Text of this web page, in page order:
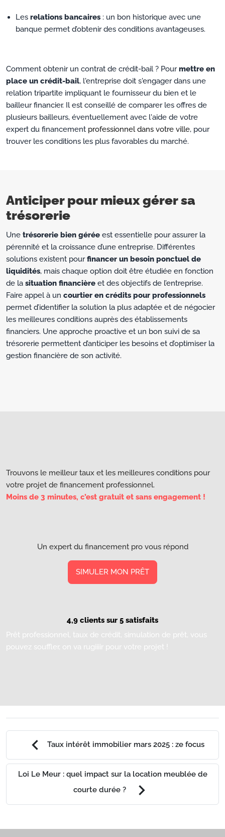
Les relations bancaires : un bon historique avec une
banque permet d’obtenir des conditions avantageuses.
Comment obtenir un contrat de crédit-bail ? Pourmettre en
place un crédit-bail, l'entreprise doit s'engager dans une
relation tripartite impliquant le fournisseur du bien et le
bailleur financier. Il est conseillé de comparer les offres de
plusieurs bailleurs, éventuellement avec l'aide de votre
expert du financement professionnel dans votre ville, pour
trouver les conditions les plus favorables du marché.
Anticiper pour mieux gérer sa
trésorerie
Une trésorerie bien gérée est essentielle pour assurer la
pérennité et la croissance d’une entreprise. Différentes
solutions existent pourfinancer un besoin ponctuel de
liquidités, mais chaque option doit être étudiée en fonction
de la situation financière et des objectifs de l’entreprise.
Faire appel à un courtier en crédits pour professionnels
permet d’identifier la solution la plus adaptée et de négocier
les meilleures conditions auprès des établissements
financiers. Une approche proactive et un bon suivi de sa
trésorerie permettent d’anticiper les besoins et d’optimiser la
gestion financière de son activité.
Trouvons le meilleur taux et les meilleures conditions pour
votre projet de financement professionnel.
Moins de 3 minutes, c’est gratuit et sans engagement !
Un expert du financement pro vous répond
SIMULER MON PRÊT
4,9 clients sur 5 satisfaits
Prêt professionnel, taux de crédit, simulation de prêt, vous
pouvez souffler, on va rugiiiir pour votre projet !
chevron_left Taux intérêt immobilier mars 2025 : ze focus
Loi Le Meur : quel impact sur la location meublée de
courte durée ?
chevron_right